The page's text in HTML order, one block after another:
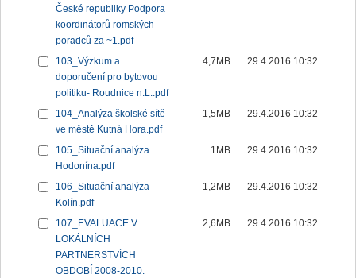
České republiky Podpora
koordinátorů romských
poradců za ~1.pdf
103_Výzkum a
doporučení pro bytovou
politiku- Roudnice n.L..pdf
4,7MB 29.4.2016 10:32
104_Analýza školské sítě
ve městě Kutná Hora.pdf
1,5MB 29.4.2016 10:32
105_Situační analýza
Hodonína.pdf
1MB 29.4.2016 10:32
106_Situační analýza
Kolín.pdf
1,2MB 29.4.2016 10:32
107_EVALUACE V
LOKÁLNÍCH
PARTNERSTVÍCH
OBDOBÍ 2008-2010.
2,6MB 29.4.2016 10:32